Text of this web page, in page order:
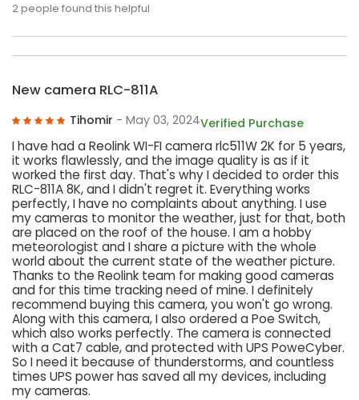
2people found this helpful
New camera RLC-811A
Tihomir - May 03, 2024Verified Purchase
I have had a Reolink WI-FI camera rlc511W 2K for 5 years,
it works flawlessly, and the image quality is as if it
worked the first day. That's why I decided to order this
RLC-811A 8K, and I didn't regret it. Everything works
perfectly, I have no complaints about anything. I use
my cameras to monitor the weather, just for that, both
are placed on the roof of the house. I am a hobby
meteorologist and I share a picture with the whole
world about the current state of the weather picture.
Thanks to the Reolink team for making good cameras
and for this time tracking need of mine. I definitely
recommend buying this camera, you won't go wrong.
Along with this camera, I also ordered a Poe Switch,
which also works perfectly. The camera is connected
with a Cat7 cable, and protected with UPS PoweCyber.
So I need it because of thunderstorms, and countless
times UPS power has saved all my devices, including
my cameras.